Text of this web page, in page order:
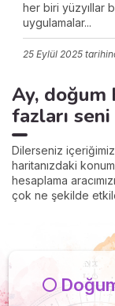
her biri yüzyıllar
uygulamalar...
25 Eylül 2025
Ay, doğum
fazları
Dilerseniz
haritanızdaki
hesaplama
çok ne şekilde
🌕